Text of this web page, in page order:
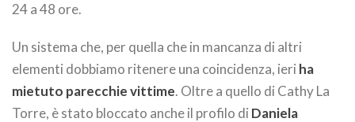
24 a 48 ore.
Un sistema che, per quella che in mancanza di altri
elementi dobbiamo ritenere una coincidenza, ieri ha
mietuto parecchie vittime. Oltre a quello di Cathy La
Torre, è stato bloccato anche il profilo di Daniela